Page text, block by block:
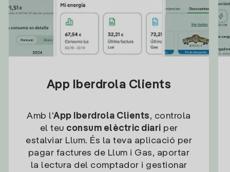
App Iberdrola Clients
Amb l'App Iberdrola Clients, controla
el teu consum elèctric diari per
estalviar Llum. És la teva aplicació per
pagar factures de Llum i Gas, aportar
la lectura del comptador i gestionar